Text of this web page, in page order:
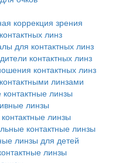
коррекция зрения
линз
для контактных линз
контактных линз
контактных линз
линзами
контактные линзы
линзы
линзы
контактные линзы
линзы для детей
линзы